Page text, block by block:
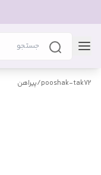
pooshak-tak72
/پیراهن